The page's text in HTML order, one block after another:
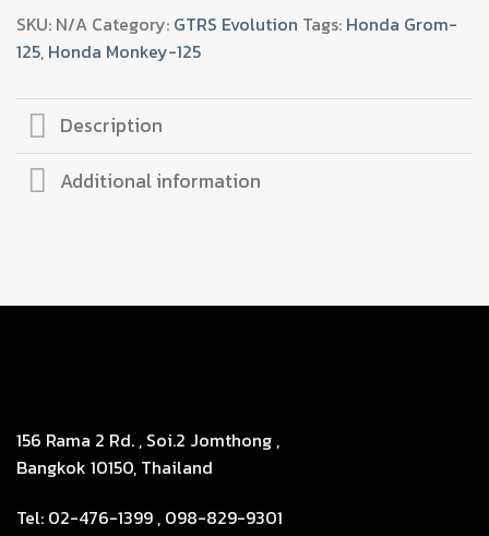
125
M8
1.25
(4
ตัว)
quantity
SKU: N/A Category: GTRS Evolution Tags: Honda Grom-
125, Honda Monkey-125
Description
Additional information
156 Rama 2 Rd. , Soi.2 Jomthong ,
Bangkok 10150, Thailand
Tel: 02-476-1399 , 098-829-9301